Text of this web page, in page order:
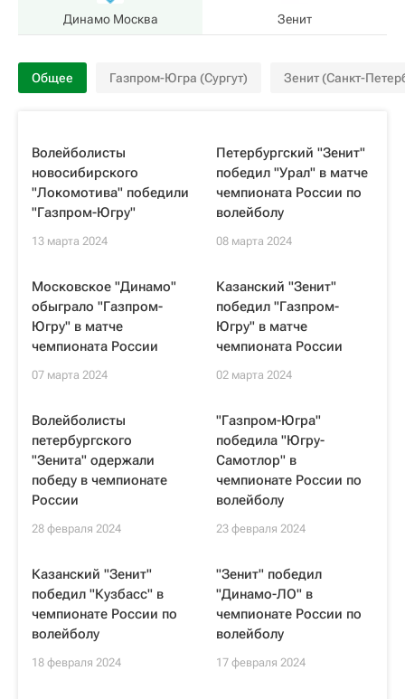
Динамо Москва Зенит
Общее Газпром-Югра (Сургут) Зенит (Санкт-
Волейболисты
новосибирского
"Локомотива" победили
"Газпром-Югру"
13 марта 2024
Петербургский "Зенит"
победил "Урал" в матче
чемпионата России по
волейболу
08 марта 2024
Московское "Динамо"
обыграло "Газпром-
Югру" в матче
чемпионата России
07 марта 2024
Казанский "Зенит"
победил "Газпром-
Югру" в матче
чемпионата России
02 марта 2024
Волейболисты
петербургского
"Зенита" одержали
победу в чемпионате
России
28 февраля 2024
"Газпром-Югра"
победила "Югру-
Самотлор" в
чемпионате России по
волейболу
23 февраля 2024
Казанский "Зенит"
победил "Кузбасс" в
чемпионате России по
волейболу
18 февраля 2024
"Зенит" победил
"Динамо-ЛО" в
чемпионате России по
волейболу
17 февраля 2024